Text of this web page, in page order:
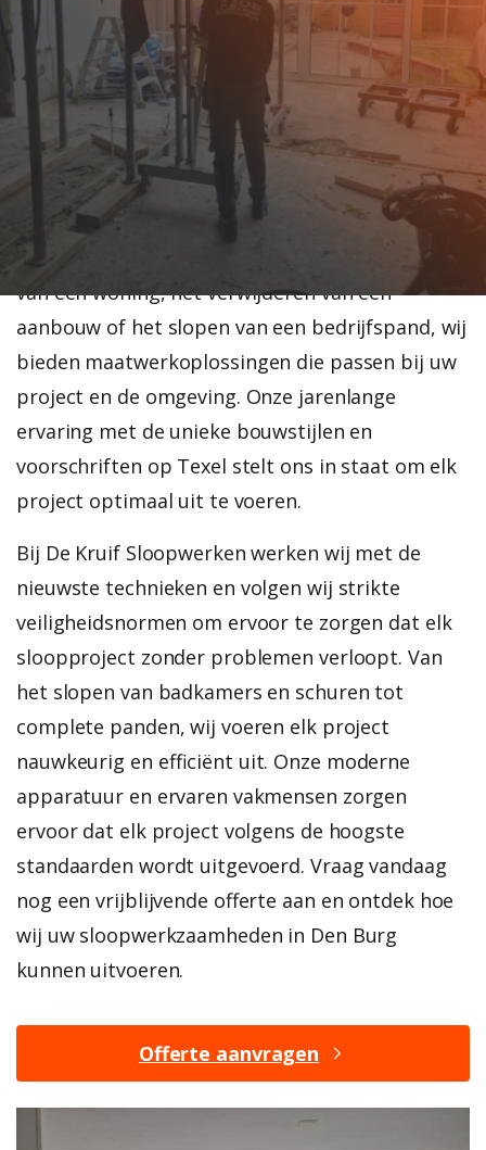
Sloopwerken staat voor u klaar om al uw
sloopprojecten veilig en efficiënt uit te voeren.
Den Burg, het grootste dorp van Texel, kent een
aantrekkelijke mix van moderne en historische
bebouwing. Van karakteristieke panden in het
historische centrum tot moderne woningen in
de nieuwere wijken, elk gebouw vraagt om een
eigen aanpak. Of het nu gaat om het renoveren
van een woning, het verwijderen van een
aanbouw of het slopen van een bedrijfspand, wij
bieden maatwerkoplossingen die passen bij uw
project en de omgeving. Onze jarenlange
ervaring met de unieke bouwstijlen en
voorschriften op Texel stelt ons in staat om elk
project optimaal uit te voeren.
Bij De Kruif Sloopwerken werken wij met de
nieuwste technieken en volgen wij strikte
veiligheidsnormen om ervoor te zorgen dat elk
sloopproject zonder problemen verloopt. Van
het slopen van badkamers en schuren tot
complete panden, wij voeren elk project
nauwkeurig en efficiënt uit. Onze moderne
apparatuur en ervaren vakmensen zorgen
ervoor dat elk project volgens de hoogste
standaarden wordt uitgevoerd. Vraag vandaag
nog een vrijblijvende offerte aan en ontdek hoe
wij uw sloopwerkzaamheden in Den Burg
kunnen uitvoeren.
Offerte aanvragen